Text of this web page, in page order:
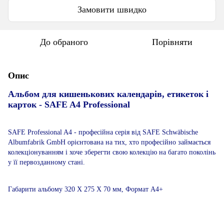
Замовити швидко
До обраного Порівняти
Опис
Альбом для кишенькових календарів, етикеток і
карток - SAFE A4 Professional
SAFE Professional A4 - професійна серія від SAFE Schwäbische
Albumfabrik GmbH орієнтована на тих, хто професійно займається
колекціонуванням і хоче зберегти свою колекцію на багато поколінь
у її первозданному стані.
Габарити альбому 320 Х 275 Х 70 мм, Формат А4+